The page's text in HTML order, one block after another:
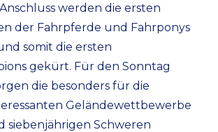
werden die ersten
der Fahrpferde und Fahrponys
somit die ersten
gekürt. Für den Sonntag
die besonders für die
Geländewettbewerbe
siebenjährigen Schweren